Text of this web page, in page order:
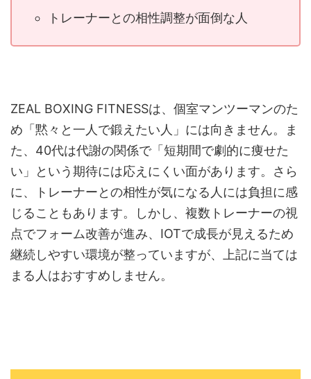
トレーナーとの相性調整が面倒な人
ZEAL BOXING FITNESSは、個室マンツーマンのた
め「黙々と一人で鍛えたい人」には向きません。ま
た、40代は代謝の関係で「短期間で劇的に痩せた
い」という期待には応えにくい面があります。さら
に、トレーナーとの相性が気になる人には負担に感
じることもあります。しかし、複数トレーナーの視
点でフォーム改善が進み、IOTで成長が見えるため
継続しやすい環境が整っていますが、上記に当ては
まる人はおすすめしません。